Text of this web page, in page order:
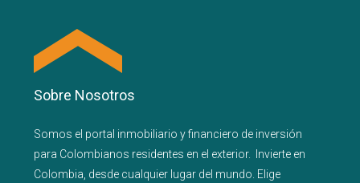
Sobre Nosotros
Somos el portal inmobiliario yfinanciero de inversión
para Colombianos residentes en el exterior.
Invierte en
Colombia, desde cualquier lugar del mundo. Elige